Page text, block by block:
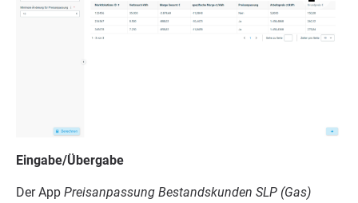
Eingabe/​Über­ga­be
Der App Preis­an­pas­sung Bestands­kun­den SLP (Gas)